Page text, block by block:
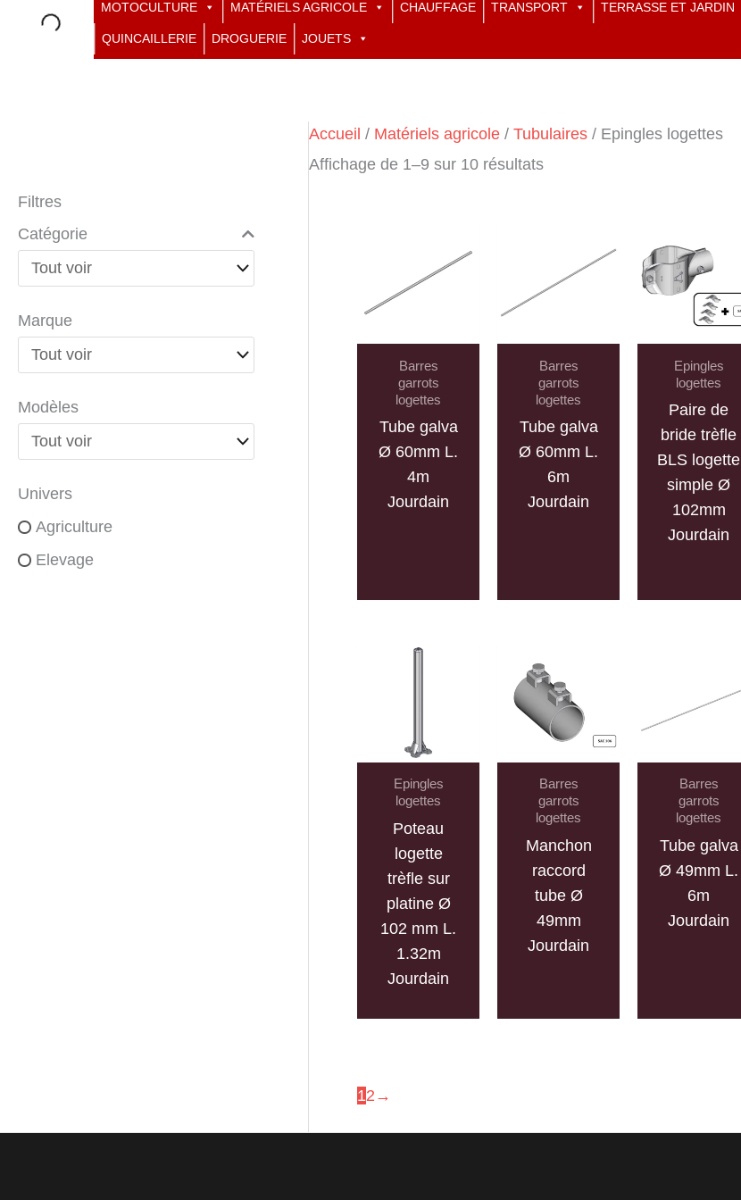
MOTOCULTURE MATÉRIELS AGRICOLE CHAUFFAGE TRANSPORT TERRASSE ET JARDIN
QUINCAILLERIE DROGUERIE JOUETS
Filtres
Catégorie
Marque
Modèles
Univers
Agriculture
Elevage
Accueil / Matériels agricole / Tubulaires / Epingles logettes
Affichage de 1–9 sur 10 résultats
Barres
garrots
logettes
Tube galva
Ø 60mm L.
4m
Jourdain
Barres
garrots
logettes
Tube galva
Ø 60mm L.
6m
Jourdain
Epingles
logettes
Paire de
bride trèfle
BLS logette
simple Ø
102mm
Jourdain
Epingles
logettes
Poteau
logette
trèfle sur
platine Ø
102 mm L.
1.32m
Jourdain
Barres
garrots
logettes
Manchon
raccord
tube Ø
49mm
Jourdain
Barres
garrots
logettes
Tube galva
Ø 49mm L.
6m
Jourdain
12 →